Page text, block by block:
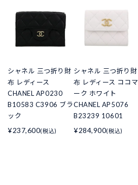
シャネル 三つ折り財
布 レディース
CHANEL AP0230
B10583 C3906 ブラ
ック
¥237,600(税込)
シャネル 三つ折り財
布 レディース ココマ
ーク ホワイト
CHANEL AP5076
B23239 10601
¥284,900(税込)